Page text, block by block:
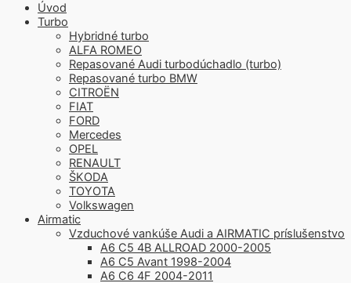
Úvod
Turbo
Hybridné turbo
ALFA ROMEO
Repasované Audi turbodúchadlo (turbo)
Repasované turbo BMW
CITROËN
FIAT
FORD
Mercedes
OPEL
RENAULT
ŠKODA
TOYOTA
Volkswagen
Airmatic
Vzduchové vankúše Audi a AIRMATIC príslušenstvo
A6 C5 4B ALLROAD 2000-2005
A6 C5 Avant 1998-2004
A6 C6 4F 2004-2011